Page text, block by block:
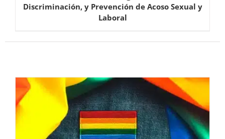
Discriminación, y Prevención de Acoso Sexual y
Laboral